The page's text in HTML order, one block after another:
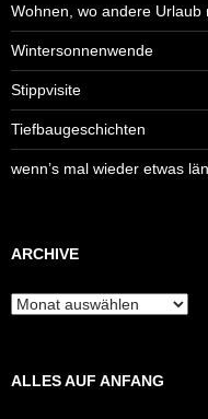
Wohnen, wo andere Urlaub
Wintersonnenwende
Stippvisite
Tiefbaugeschichten
wenn’s mal wieder etwas
ARCHIVE
Archive
ALLES AUF ANFANG